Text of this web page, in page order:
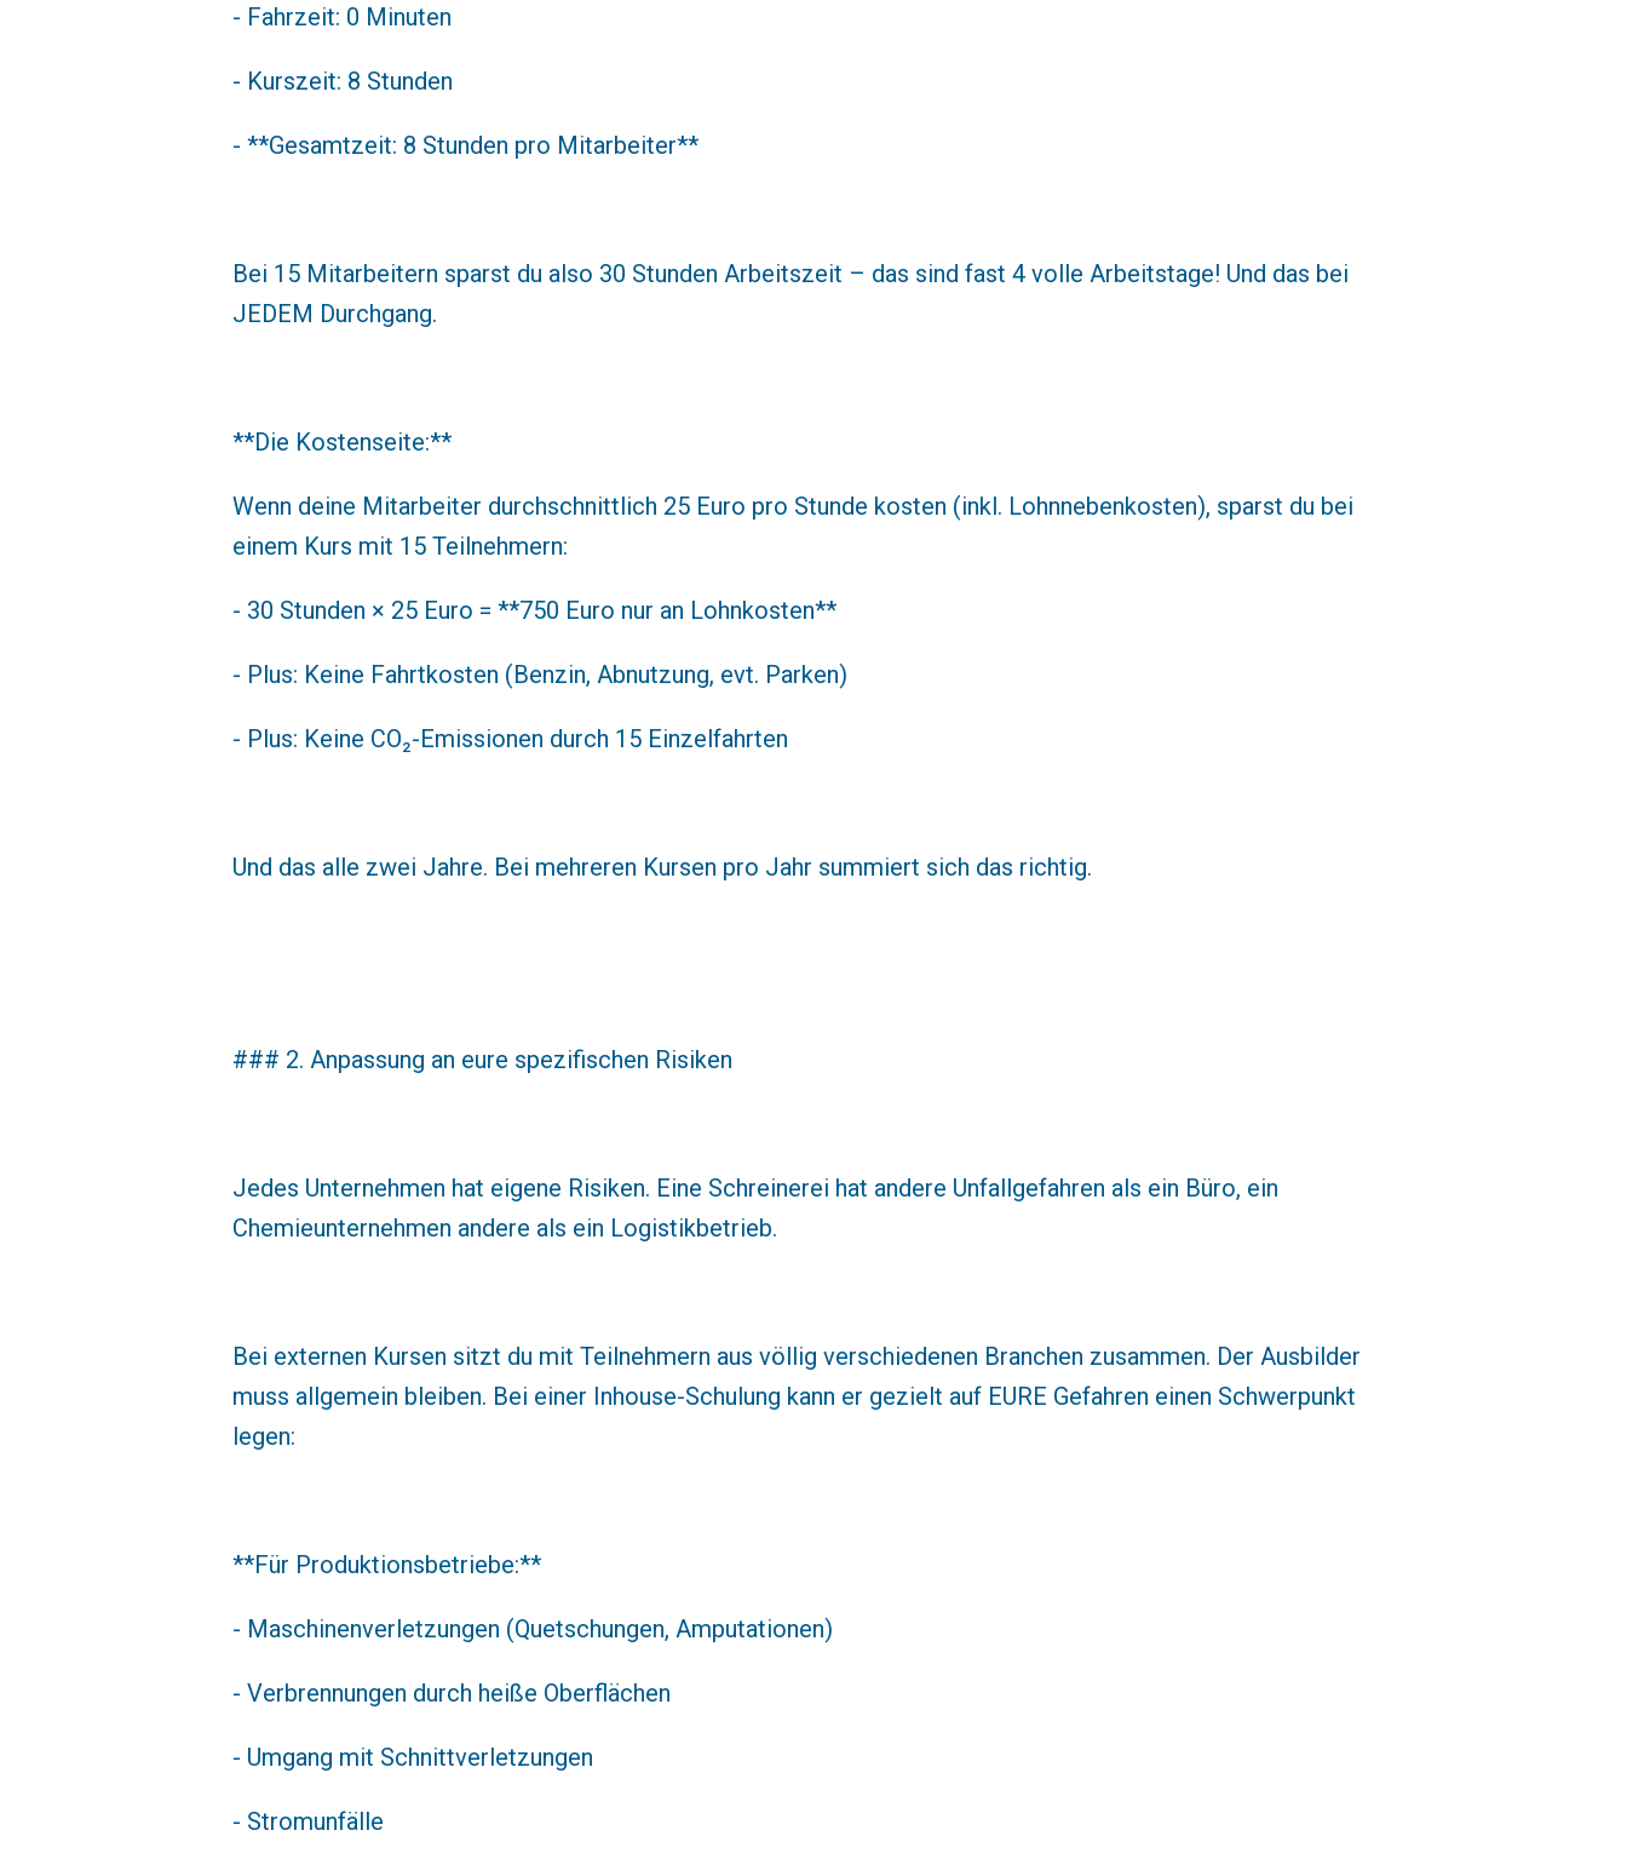
- Fahrzeit: 0 Minuten
- Kurszeit: 8 Stunden
- **Gesamtzeit: 8 Stunden pro Mitarbeiter**
Bei 15 Mitarbeitern sparst du also 30 Stunden Arbeitszeit – das sind fast 4 volle Arbeitstage! Und das bei
JEDEM Durchgang.
**Die Kostenseite:**
Wenn deine Mitarbeiter durchschnittlich 25 Euro pro Stunde kosten (inkl. Lohnnebenkosten), sparst du bei
einem Kurs mit 15 Teilnehmern:
- 30 Stunden × 25 Euro = **750 Euro nur an Lohnkosten**
- Plus: Keine Fahrtkosten (Benzin, Abnutzung, evt. Parken)
- Plus: Keine CO₂-Emissionen durch 15 Einzelfahrten
Und das alle zwei Jahre. Bei mehreren Kursen pro Jahr summiert sich das richtig.
### 2. Anpassung an eure spezifischen Risiken
Jedes Unternehmen hat eigene Risiken. Eine Schreinerei hat andere Unfallgefahren als ein Büro, ein
Chemieunternehmen andere als ein Logistikbetrieb.
Bei externen Kursen sitzt du mit Teilnehmern aus völlig verschiedenen Branchen zusammen. Der Ausbilder
muss allgemein bleiben. Bei einer Inhouse-Schulung kann er gezielt auf EURE Gefahren einen Schwerpunkt
legen:
**Für Produktionsbetriebe:**
- Maschinenverletzungen (Quetschungen, Amputationen)
- Verbrennungen durch heiße Oberflächen
- Umgang mit Schnittverletzungen
- Stromunfälle